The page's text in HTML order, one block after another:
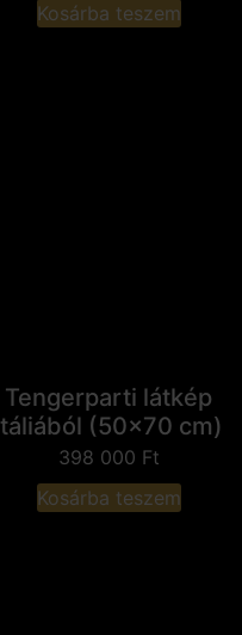
Kosárba teszem
Tengerparti látkép
(50x70 cm)
398 000 Ft
Kosárba teszem